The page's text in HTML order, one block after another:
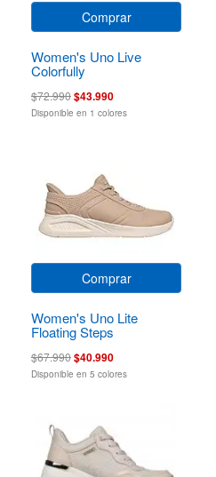
Comprar
Women's Uno Live
Colorfully
$72.990$43.990
Disponible en 1 colores
Comprar
Women's Uno Lite
Floating Steps
$67.990$40.990
Disponible en 5 colores